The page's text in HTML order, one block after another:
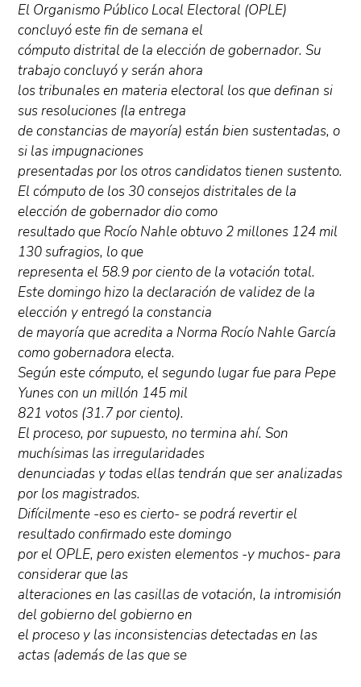
El Organismo Público Local Electoral (OPLE)
concluyó este fin de semana el
cómputo distrital de la elección de gobernador. Su
trabajo concluyó y serán ahora
los tribunales en materia electoral los que definan si
sus resoluciones (la entrega
de constancias de mayoría) están bien sustentadas, o
si las impugnaciones
presentadas por los otros candidatos tienen sustento.
El cómputo de los 30 consejos distritales de la
elección de gobernador dio como
resultado que Rocío Nahle obtuvo 2 millones 124 mil
130 sufragios, lo que
representa el 58.9 por ciento de la votación total.
Este domingo hizo la declaración de validez de la
elección y entregó la constancia
de mayoría que acredita a Norma Rocío Nahle García
como gobernadora electa.
Según este cómputo, el segundo lugar fue para Pepe
Yunes con un millón 145 mil
821 votos (31.7 por ciento).
El proceso, por supuesto, no termina ahí. Son
muchísimas las irregularidades
denunciadas y todas ellas tendrán que ser analizadas
por los magistrados.
Difícilmente -eso es cierto- se podrá revertir el
resultado confirmado este domingo
por el OPLE, pero existen elementos -y muchos- para
considerar que las
alteraciones en las casillas de votación, la intromisión
del gobierno del gobierno en
el proceso y las inconsistencias detectadas en las
actas (además de las que se